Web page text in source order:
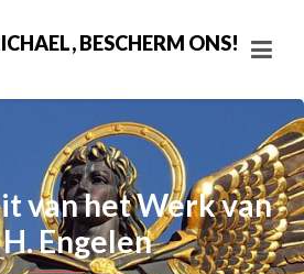
BESCHERM ONS!
van het Werk van
Engelen